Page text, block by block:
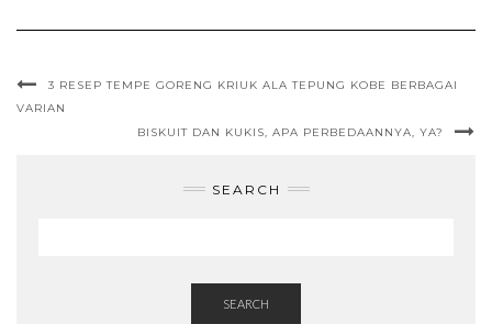
3 RESEP TEMPE GORENG KRIUK ALA TEPUNG KOBE BERBAGAI
VARIAN
BISKUIT DAN KUKIS, APA PERBEDAANNYA, YA?
SEARCH
SEARCH